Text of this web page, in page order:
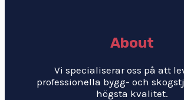
About
Vi specialiserar oss på att
professionella bygg- och
högsta kvalitet.